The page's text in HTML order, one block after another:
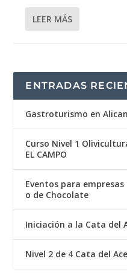
LEER MÁS
ENTRADAS
Gastroturismo en
Curso Nivel 1
EL CAMPO
Eventos para
o de Chocolate
Iniciación a la Cata del
Nivel 2 de 4 Cata del